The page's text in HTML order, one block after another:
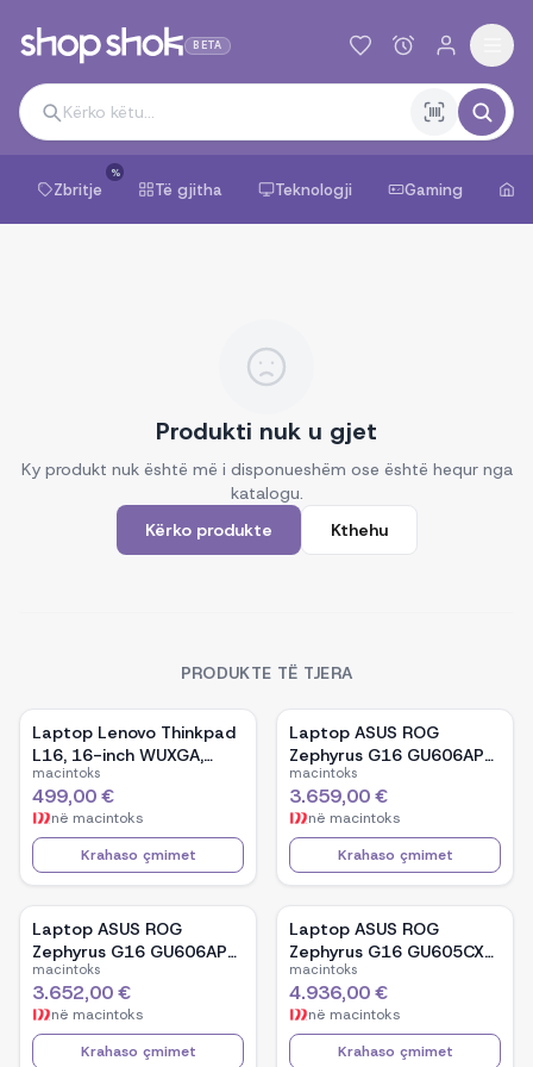
BETA
Zbritje
%
Të gjitha Teknologji Gaming
Produkti nuk u gjet
Ky produkt nuk është më i disponueshëm ose është hequr nga
katalogu.
Kërko produkte
Kthehu
PRODUKTE TË TJERA
Laptop Lenovo Thinkpad
L16, 16-inch WUXGA,
AMD Ryzen 5 Pro-7535U,
16GB Ram DDR5, 512GB
SSD - Black
macintoks
499,00 €
në macintoks
Krahaso çmimet
Laptop ASUS ROG
Zephyrus G16 GU606AP-
TB039W, 16-inch OLED,
Intel Core Ultra 9 386H,
NVIDIA GeForce RTX
5070, 32GB RAM, 1TB
SSD, Windows 11 - White
macintoks
3.659,00 €
në macintoks
Krahaso çmimet
Laptop ASUS ROG
Zephyrus G16 GU606AP-
TB041W, 16-inch OLED,
Intel Core Ultra 9 386H,
NVIDIA GeForce RTX
5070, 32GB RAM, 1TB
macintoks
3.652,00 €
në macintoks
Krahaso çmimet
Laptop ASUS ROG
Zephyrus G16 GU605CX-
QR106W, 16-inch WQXGA
OLED, Intel Core Ultra 9
285H, NVIDIA GeForce
RTX 5090, 32GB RAM,
macintoks
4.936,00 €
në macintoks
Krahaso çmimet